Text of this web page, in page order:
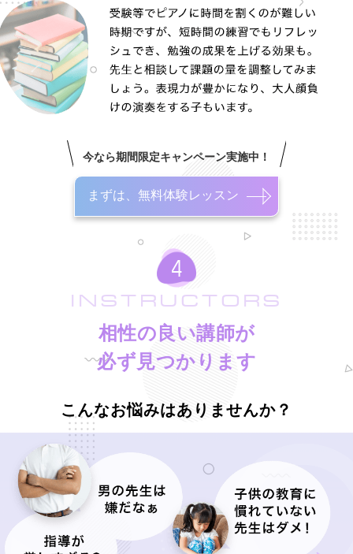
今なら期間限定キャンペーン実施中！
まずは、無料体験レッスン
INSTRUCTORS
相性の良い講師が
必ず見つかります
こんなお悩みはありませんか？